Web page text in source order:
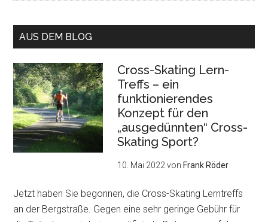
AUS DEM BLOG
Cross-Skating Lern-
Treffs – ein
funktionierendes
Konzept für den
„ausgedünnten“ Cross-
Skating Sport?
10. Mai 2022 von Frank Röder
Jetzt haben Sie begonnen, die Cross-Skating Lerntreffs
an der Bergstraße. Gegen eine sehr geringe Gebühr für